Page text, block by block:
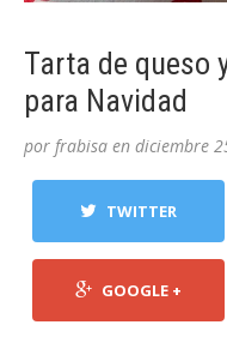
Tarta de queso
para Navidad
por frabisa en diciembre
TWITTER
GOOGLE +